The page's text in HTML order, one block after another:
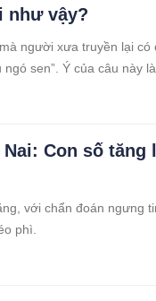
như vậy?
người xưa truyền lại có
sen”. Ý của câu này
Con số tăng
với chẩn đoán ngưng
phì.